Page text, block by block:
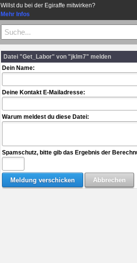
Willst du bei der Egiraffe mitwirken?
Mehr Infos
Datei "Get_Labor" von "jklm7" melden
Dein Name:
Deine Kontakt E-Mailadresse:
Warum meldest du diese Datei:
Spamschutz, bitte gib das Ergebnis der